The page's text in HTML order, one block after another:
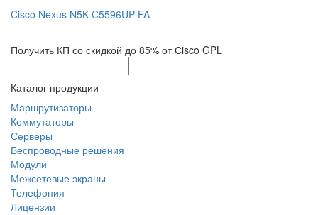
Cisco Nexus N5K-C5596UP-FA
Получить КП со скидкой до 85% от Сisco GPL
Каталог продукции
Маршрутизаторы
Коммутаторы
Серверы
Беспроводные решения
Модули
Межсетевые экраны
Телефония
Лицензии